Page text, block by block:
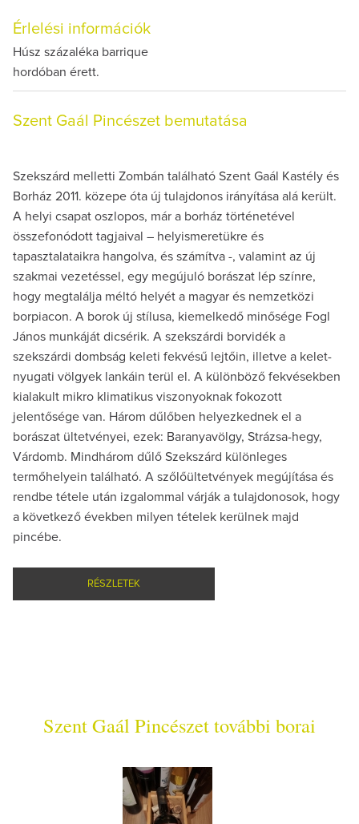
Érlelési információk
Húsz százaléka barrique
hordóban érett.
Szent Gaál Pincészet bemutatása
Szekszárd melletti Zombán található Szent Gaál Kastély és
Borház 2011. közepe óta új tulajdonos irányítása alá került.
A helyi csapat oszlopos, már a borház történetével
összefonódott tagjaival – helyismeretükre és
tapasztalataikra hangolva, és számítva -, valamint az új
szakmai vezetéssel, egy megújuló borászat lép színre,
hogy megtalálja méltó helyét a magyar és nemzetközi
borpiacon. A borok új stílusa, kiemelkedő minősége Fogl
János munkáját dicsérik. A szekszárdi borvidék a
szekszárdi dombság keleti fekvésű lejtőin, illetve a kelet-
nyugati völgyek lankáin terül el. A különböző fekvésekben
kialakult mikro klimatikus viszonyoknak fokozott
jelentősége van. Három dűlőben helyezkednek el a
borászat ültetvényei, ezek: Baranyavölgy, Strázsa-hegy,
Várdomb. Mindhárom dűlő Szekszárd különleges
termőhelyein található. A szőlőültetvények megújítása és
rendbe tétele után izgalommal várják a tulajdonosok, hogy
a következő években milyen tételek kerülnek majd
pincébe.
RÉSZLETEK
Szent Gaál Pincészet további borai